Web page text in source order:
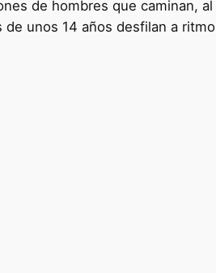
de hombres que caminan, al
unos 14 años desfilan a ritmo